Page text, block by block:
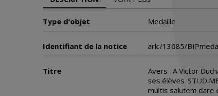
Type d'objet Medaille
Identifiant de la notice ark:/13685/
Titre
Avers : A Victor
ses élèves.
multis salutem dare